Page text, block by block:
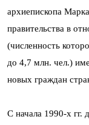
архиепископа
правительства в
(численность
до 4,7 млн. чел.)
новых граждан
С начала 1990-х гг.